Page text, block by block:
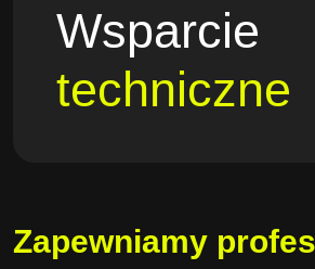
Wsparcie
techniczne
Zapewniamy